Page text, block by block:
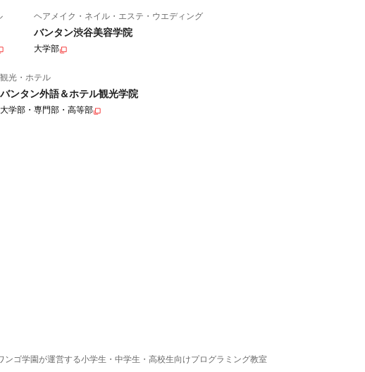
ヘアメイク・ネイル・エステ・ウエディング
バンタン渋谷美容学院
大学部
観光・ホテル
バンタン外語＆ホテル観光学院
大学部・専門部・高等部
ンゴ学園が運営する小学生・中学生・高校生向けプログラミング教室